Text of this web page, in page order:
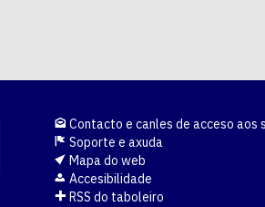
Contacto e canles de acceso aos
Soporte e axuda
Mapa do web
Accesibilidade
RSS do taboleiro